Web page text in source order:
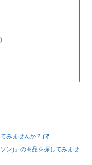
)
みませんか？
ソン)』の商品を探してみませ